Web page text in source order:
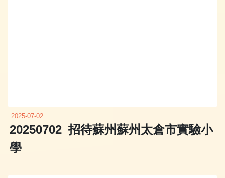
2025-07-02
20250702_招待蘇州蘇州太倉市實驗小
學